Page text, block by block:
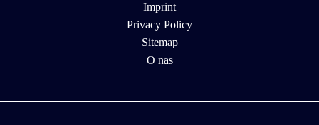
Imprint
Privacy Policy
Sitemap
O nas